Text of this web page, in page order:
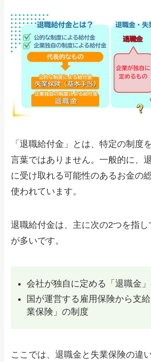
「退職給付金」とは、特定の制度
言葉ではありません。一般的に、
に受け取れる可能性のあるお金の
使われています。
退職給付金は、主に次の2つを指し
が多いです。
会社が独自に定める「退職金
国が運営する雇用保険から支
業保険」の制度
ここでは、退職金と失業保険の違